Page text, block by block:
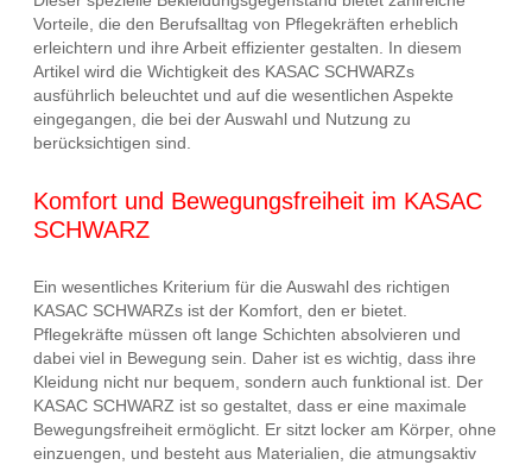
Vorteile, die den Berufsalltag von Pflegekräften erheblich
erleichtern und ihre Arbeit effizienter gestalten. In diesem
Artikel wird die Wichtigkeit des KASAC SCHWARZs
ausführlich beleuchtet und auf die wesentlichen Aspekte
eingegangen, die bei der Auswahl und Nutzung zu
berücksichtigen sind.
Komfort und Bewegungsfreiheit im KASAC
SCHWARZ
Ein wesentliches Kriterium für die Auswahl des richtigen
KASAC SCHWARZs ist der Komfort, den er bietet.
Pflegekräfte müssen oft lange Schichten absolvieren und
dabei viel in Bewegung sein. Daher ist es wichtig, dass ihre
Kleidung nicht nur bequem, sondern auch funktional ist. Der
KASAC SCHWARZ ist so gestaltet, dass er eine maximale
Bewegungsfreiheit ermöglicht. Er sitzt locker am Körper, ohne
einzuengen, und besteht aus Materialien, die atmungsaktiv